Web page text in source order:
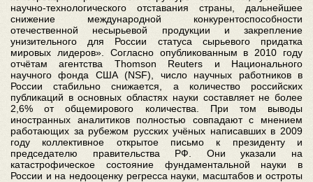
научно-технологического отставания страны, дальнейшее
снижение международной конкурентоспособности
отечественной несырьевой продукции и закрепление
унизительного для России статуса сырьевого придатка
мировых лидеров». Согласно опубликованным в 2010 году
отчётам агентства Thomson Reuters и Национального
научного фонда США (NSF), число научных работников в
России стабильно снижается, а количество российских
публикаций в основных областях науки составляет не более
2,6% от общемирового количества. При том выводы
иностранных аналитиков полностью совпадают с мнением
работающих за рубежом русских учёных написавших в 2009
году коллективное открытое письмо к президенту и
председателю правительства РФ. Они указали на
катастрофическое состояние фундаментальной науки в
России и на недооценку регресса науки, масштабов и остроты